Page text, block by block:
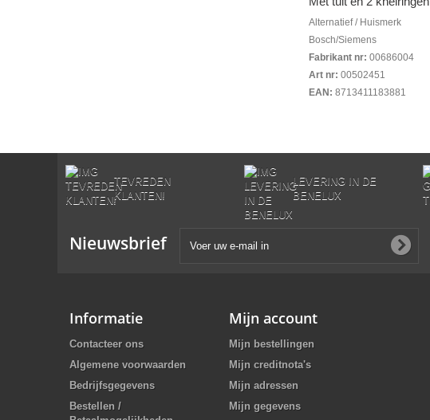
Alternatief / Huismerk
Bosch/Siemens
Fabrikant nr: 00686004
Art nr: 00502451
EAN: 8713411183881
TEVREDEN
KLANTEN!
LEVERING IN DE
BENELUX
Nieuwsbrief
Informatie
Contacteer ons
Algemene voorwaarden
Bedrijfsgegevens
Bestellen /
Mijn account
Mijn bestellingen
Mijn creditnota's
Mijn adressen
Mijn gegevens